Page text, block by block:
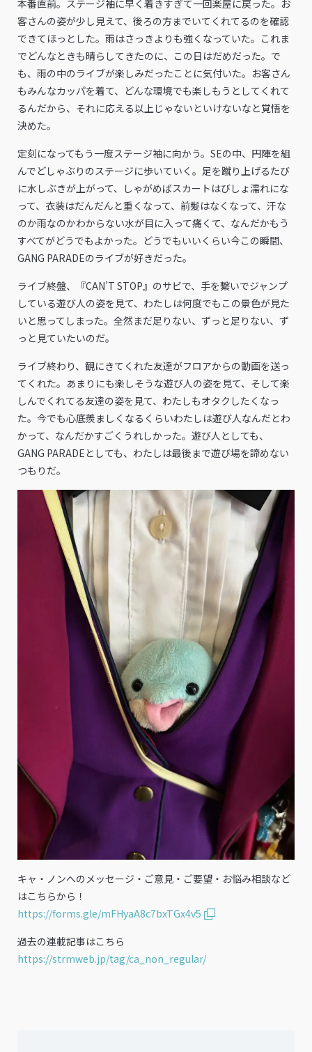
本番直前。ステージ袖に早く着きすぎて一回楽屋に戻った。お
客さんの姿が少し見えて、後ろの方までいてくれてるのを確認
できてほっとした。雨はさっきよりも強くなっていた。これま
でどんなときも晴らしてきたのに、この日はだめだった。で
も、雨の中のライブが楽しみだったことに気付いた。お客さん
もみんなカッパを着て、どんな環境でも楽しもうとしてくれて
るんだから、それに応える以上じゃないといけないなと覚悟を
決めた。
定刻になってもう一度ステージ袖に向かう。SEの中、円陣を組
んでどしゃぶりのステージに歩いていく。足を蹴り上げるたび
に水しぶきが上がって、しゃがめばスカートはびしょ濡れにな
って、衣装はだんだんと重くなって、前髪はなくなって、汗な
のか雨なのかわからない水が目に入って痛くて、なんだかもう
すべてがどうでもよかった。どうでもいいくらい今この瞬間、
GANG PARADEのライブが好きだった。
ライブ終盤、『CAN’T STOP』のサビで、手を繋いでジャンプ
している遊び人の姿を見て、わたしは何度でもこの景色が見た
いと思ってしまった。全然まだ足りない、ずっと足りない、ず
っと見ていたいのだ。
ライブ終わり、観にきてくれた友達がフロアからの動画を送っ
てくれた。あまりにも楽しそうな遊び人の姿を見て、そして楽
しんでくれてる友達の姿を見て、わたしもオタクしたくなっ
た。今でも心底羨ましくなるくらいわたしは遊び人なんだとわ
かって、なんだかすごくうれしかった。遊び人としても、
GANG PARADEとしても、わたしは最後まで遊び場を諦めない
つもりだ。
キャ・ノンへのメッセージ・ご意見・ご要望・お悩み相談など
はこちらから！
https://forms.gle/mFHyaA8c7bxTGx4v5
過去の連載記事はこちら
https://strmweb.jp/tag/ca_non_regular/